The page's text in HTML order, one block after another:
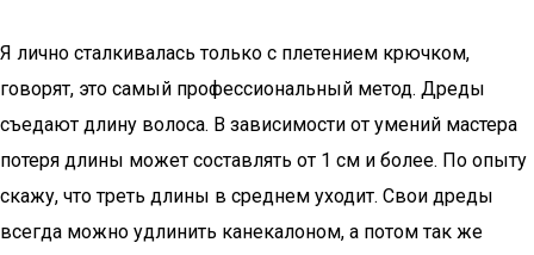
Я лично сталкивалась только с плетением крючком,
говорят, это самый профессиональный метод. Дреды
съедают длину волоса. В зависимости от умений мастера
потеря длины может составлять от 1 см и более. По опыту
скажу, что треть длины в среднем уходит. Свои дреды
всегда можно удлинить канекалоном, а потом так же